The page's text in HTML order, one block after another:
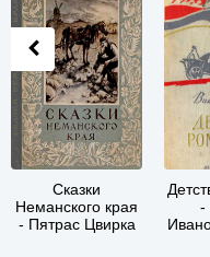
Сказки
Неманского края
- Пятрас Цвирка
-